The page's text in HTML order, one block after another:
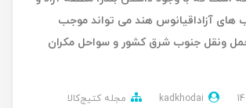
آزاداقیانوس هند می تواند موجب
ونقل جنوب شرق کشور و سواحل مکران
kadkhodai مجله کتیج‌کالا